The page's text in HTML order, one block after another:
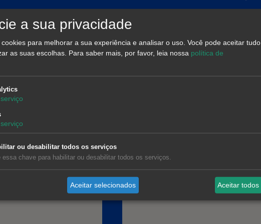
Barcelona
1, 1.º-1.ª. 08015
10 21 61
AleaSoft Barcelona
a sua privacidade
cookies para melhorar a sua experiência e analisar o uso. Você pode aceitar tudo
as suas escolhas. Para saber mais, por favor, leia nossa política de
serviço
serviço
ou desabilitar todos os serviços
essa chave para habilitar ou desabilitar todos os serviços.
Aceitar selecionados Aceitar todos